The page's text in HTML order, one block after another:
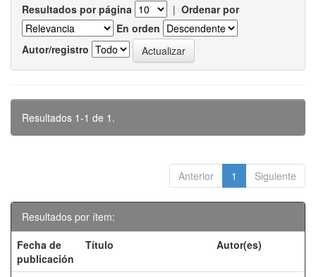
Resultados por página | Ordenar por
En orden
Autor/registro
Resultados 1-1 de 1.
Anterior 1 Siguiente
Resultados por ítem:
Fecha de
publicación
Título Autor(es)